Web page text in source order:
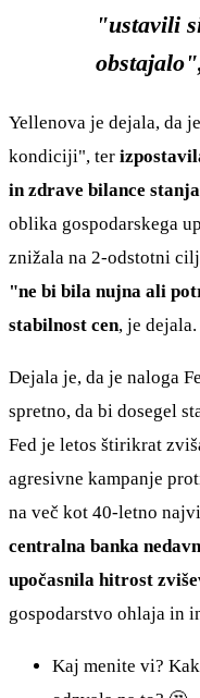
"ustavili
Yellenova je dejala, da
kondiciji", ter
in zdrave bilance
oblika gospodarskega
znižala na 2-odstotni
"ne bi bila nujna ali
stabilnost cen, je dejala.
Dejala je, da je naloga
spretno, da bi dosegel
Fed je letos štirikrat
agresivne kampanje
na več kot 40-letno
centralna banka
upočasnila hitrost
gospodarstvo ohlaja in
Kaj menite vi?